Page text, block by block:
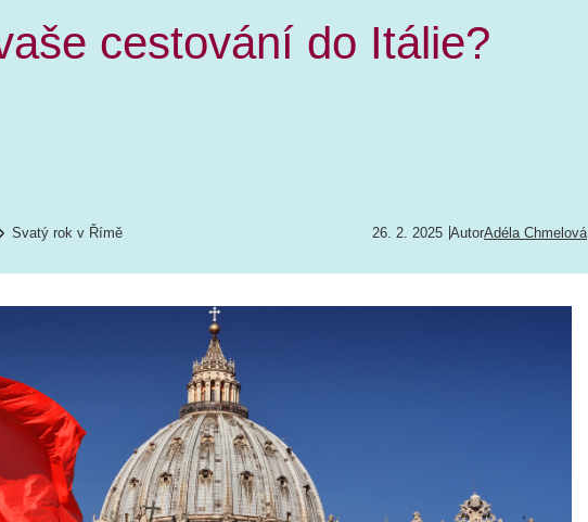
cestování do Itálie?
Svatý rok v Římě 26. 2. 2025 AutorAdéla Chmelová